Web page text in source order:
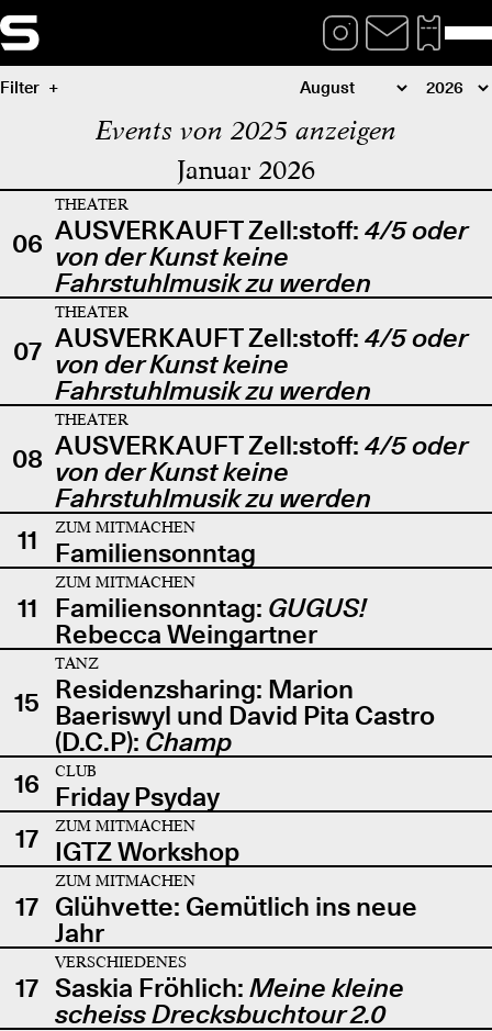
Filter
Events von 2025 anzeigen
Januar 2026
06
THEATER
AUSVERKAUFT Zell:stoff: 4/5 oder
von der Kunst keine
Fahrstuhlmusik zu werden
07
THEATER
AUSVERKAUFT Zell:stoff: 4/5 oder
von der Kunst keine
Fahrstuhlmusik zu werden
08
THEATER
AUSVERKAUFT Zell:stoff: 4/5 oder
von der Kunst keine
Fahrstuhlmusik zu werden
11
ZUM MITMACHEN
Familiensonntag
11
ZUM MITMACHEN
Familiensonntag: GUGUS!
Rebecca Weingartner
15
TANZ
Residenzsharing: Marion
Baeriswyl und David Pita Castro
(D.C.P): Champ
16
CLUB
Friday Psyday
17
ZUM MITMACHEN
IGTZ Workshop
17
ZUM MITMACHEN
Glühvette: Gemütlich ins neue
Jahr
17
VERSCHIEDENES
Saskia Fröhlich: Meine kleine
scheiss Drecksbuchtour 2.0